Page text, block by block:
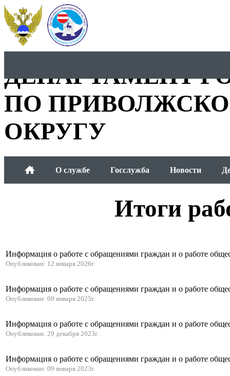
ДЕПАРТАМЕНТ
ПО
ОКРУГУ
О службе Госслужба Новости
Итоги
Информация о работе с обращениями граждан и о работе
Опубликован: 12 января 2026г.
Информация о работе с обращениями граждан и о работе
Опубликован: 09 января 2025г.
Информация о работе с обращениями граждан и о работе
Опубликован: 29 декабря 2023г.
Информация о работе с обращениями граждан и о работе
Опубликован: 09 января 2023г.